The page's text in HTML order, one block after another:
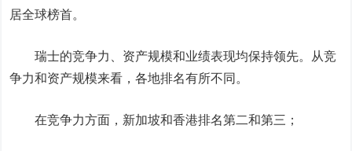
居全球榜首。
瑞士的竞争力、资产规模和业绩表现均保持领先。从竞
争力和资产规模来看，各地排名有所不同。
在竞争力方面，新加坡和香港排名第二和第三；